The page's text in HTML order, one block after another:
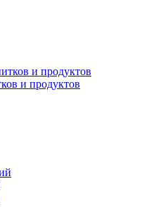
и продуктов